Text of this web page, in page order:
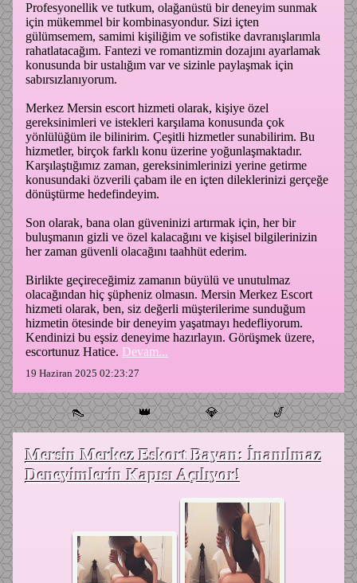
Profesyonellik ve tutkum, olağanüstü bir deneyim sunmak
için mükemmel bir kombinasyondur. Sizi içten
gülümsemem, samimi kişiliğim ve sofistike davranışlarımla
rahatlatacağım. Fantezi ve romantizmin dozajını ayarlamak
konusunda bir ustalığım var ve sizinle paylaşmak için
sabırsızlanıyorum.
Merkez Mersin escort hizmeti olarak, kişiye özel
gereksinimleri ve istekleri karşılama konusunda çok
yönlülüğüm ile bilinirim. Çeşitli hizmetler sunabilirim. Bu
hizmetler, birçok farklı konu üzerine yoğunlaşmaktadır.
Karşılaştığımız zaman, gereksinimlerinizi yerine getirme
konusundaki özverili çabam ile en içten dileklerinizi gerçeğe
dönüştürme hedefindeyim.
Son olarak, bana olan güveninizi artırmak için, her bir
buluşmanın gizli ve özel kalacağını ve kişisel bilgilerinizin
her zaman güvenli olacağını taahhüt ederim.
Birlikte geçireceğimiz zamanın büyülü ve unutulmaz
olacağından hiç şüpheniz olmasın. Mersin Merkez Escort
hizmeti olarak, ben, siz değerli müşterilerime sunduğum
hizmetin ötesinde bir deneyim yaşatmayı hedefliyorum.
Kendinizi bu eşsiz deneyime hazırlayın. Görüşmek üzere,
escortunuz Hatice. Devam...
19 Haziran 2025 02:23:27
👠 👑 💎 🎷
Mersin Merkez Eskort Bayan: İnanılmaz
Deneyimlerin Kapısı Açılıyor!